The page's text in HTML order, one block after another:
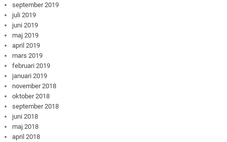
september 2019
juli 2019
juni 2019
maj 2019
april 2019
mars 2019
februari 2019
januari 2019
november 2018
oktober 2018
september 2018
juni 2018
maj 2018
april 2018